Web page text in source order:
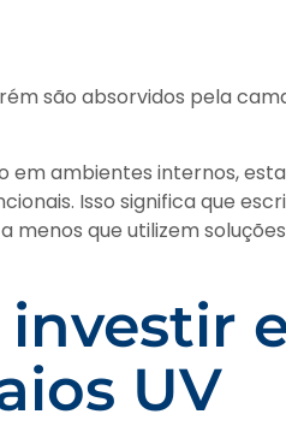
são absorvidos pela
em ambientes internos,
Isso significa que
que utilizem
investir
UV